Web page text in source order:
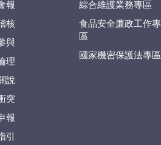
報
核
與
理
說
突
報
引
綜合維護業務專區
食品安全廉政工作專
區
國家機密保護法專區